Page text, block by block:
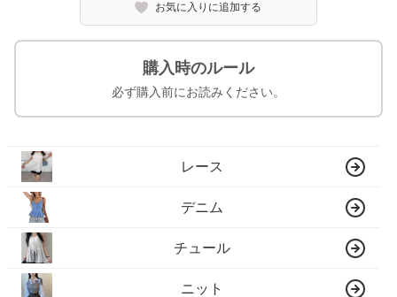
お気に入りに追加する
購入時のルール
必ず購入前にお読みください。
レース
デニム
チュール
ニット